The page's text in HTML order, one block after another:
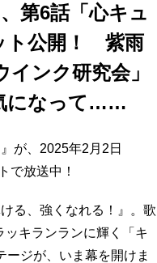
第6話「心キュ
ト公開！ 紫雨
ンク研究会」
になって……
が、2025年2月2日
で放送中！
る、強くなれる！』。歌
キランランに輝く「キ
ージが、いま幕を開けま